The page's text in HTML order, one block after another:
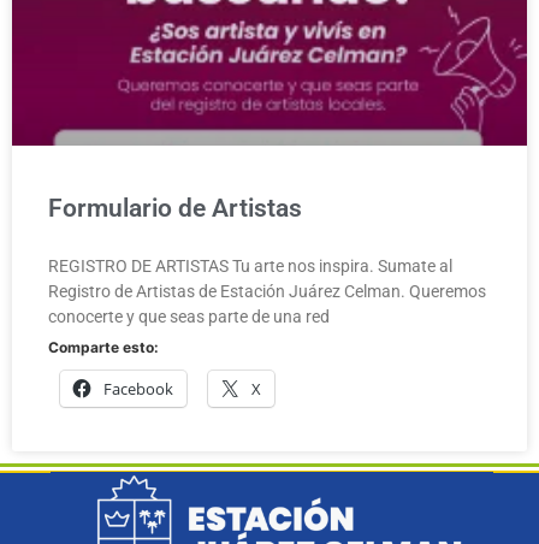
Formulario de Artistas
REGISTRO DE ARTISTAS Tu arte nos inspira. Sumate al
Registro de Artistas de Estación Juárez Celman. Queremos
conocerte y que seas parte de una red
Comparte esto:
Facebook X